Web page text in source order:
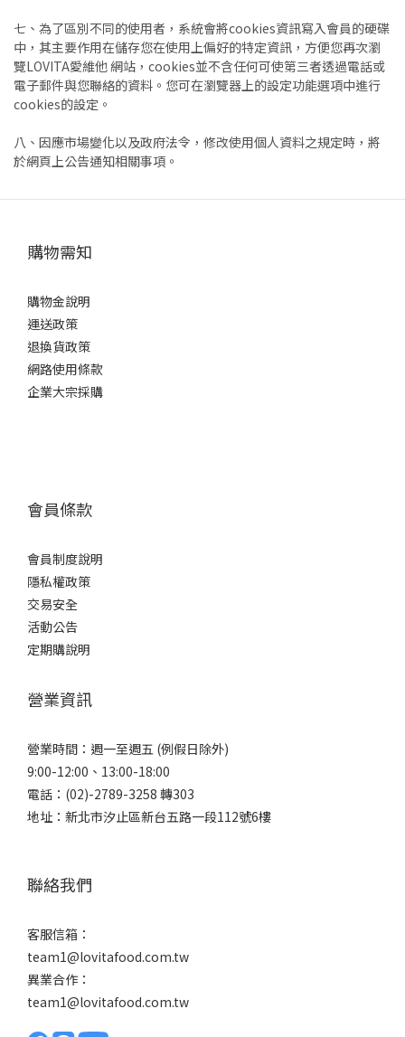
七、為了區別不同的使用者，系統會將cookies資訊寫入會員的硬碟
中，其主要作用在儲存您在使用上偏好的特定資訊，方便您再次瀏
覽LOVITA愛維他 網站，cookies並不含任何可使第三者透過電話或
電子郵件與您聯絡的資料。您可在瀏覽器上的設定功能選項中進行
cookies的設定。
八、因應市場變化以及政府法令，修改使用個人資料之規定時，將
於網頁上公告通知相關事項。
購物需知
購物金說明
運送政策
退換貨政策
網路使用條款
企業大宗採購
會員條款
會員制度說明
隱私權政策
交易安全
活動公告
定期購說明
營業資訊
營業時間：週一至週五 (例假日除外)
9:00-12:00、13:00-18:00
電話：(02)-2789-3258 轉303
地址：新北市汐止區新台五路一段112號6樓
聯絡我們
客服信箱：
team1@lovitafood.com.tw
異業合作：
team1@lovitafood.com.tw